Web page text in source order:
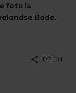
foto is
Bode.
share DELEN